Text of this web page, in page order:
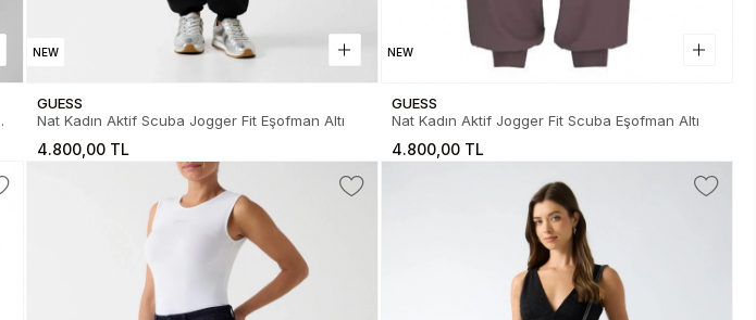
NEW
GUESS
Nat Kadın Aktif Scuba Jogger Fit Eşofman Altı
4.800,00 TL
NEW
GUESS
Nat Kadın Aktif Jogger Fit Scuba Eşofman Altı
4.800,00 TL